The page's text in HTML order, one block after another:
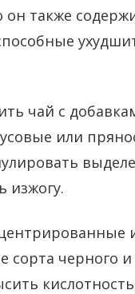
он также
чай с
или
изжогу.
сорта черного и